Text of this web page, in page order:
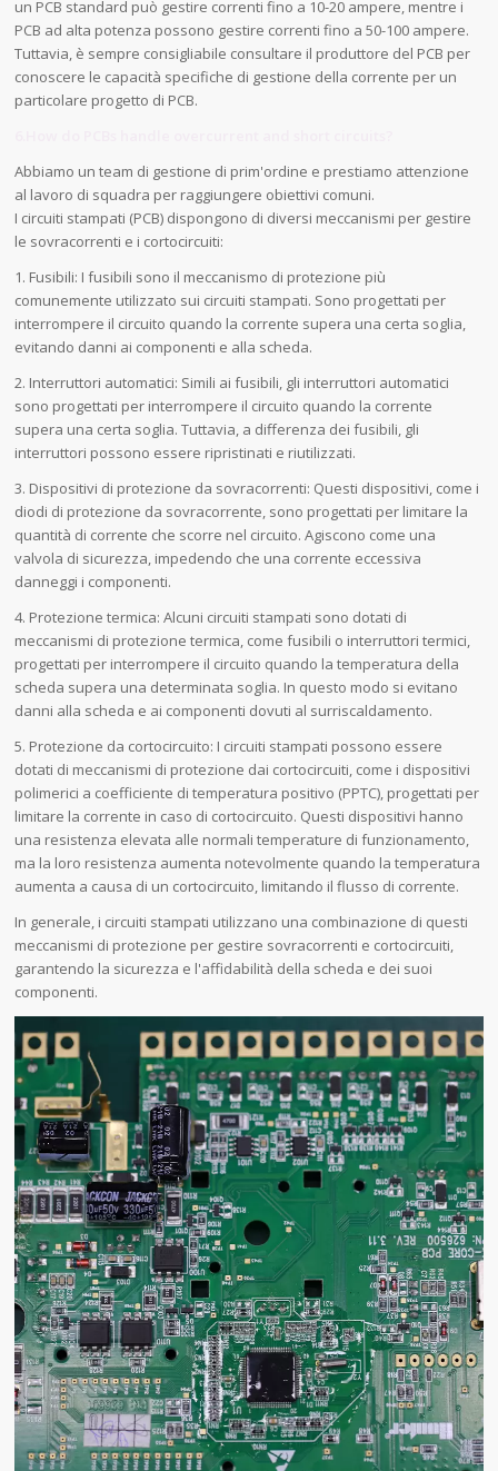
un PCB standard può gestire correnti fino a 10-20 ampere, mentre i
PCB ad alta potenza possono gestire correnti fino a 50-100 ampere.
Tuttavia, è sempre consigliabile consultare il produttore del PCB per
conoscere le capacità specifiche di gestione della corrente per un
particolare progetto di PCB.
Abbiamo un team di gestione di prim'ordine e prestiamo attenzione
al lavoro di squadra per raggiungere obiettivi comuni.
I circuiti stampati (PCB) dispongono di diversi meccanismi per gestire
le sovracorrenti e i cortocircuiti:
1. Fusibili: I fusibili sono il meccanismo di protezione più
comunemente utilizzato sui circuiti stampati. Sono progettati per
interrompere il circuito quando la corrente supera una certa soglia,
evitando danni ai componenti e alla scheda.
2. Interruttori automatici: Simili ai fusibili, gli interruttori automatici
sono progettati per interrompere il circuito quando la corrente
supera una certa soglia. Tuttavia, a differenza dei fusibili, gli
interruttori possono essere ripristinati e riutilizzati.
3. Dispositivi di protezione da sovracorrenti: Questi dispositivi, come i
diodi di protezione da sovracorrente, sono progettati per limitare la
quantità di corrente che scorre nel circuito. Agiscono come una
valvola di sicurezza, impedendo che una corrente eccessiva
danneggi i componenti.
4. Protezione termica: Alcuni circuiti stampati sono dotati di
meccanismi di protezione termica, come fusibili o interruttori termici,
progettati per interrompere il circuito quando la temperatura della
scheda supera una determinata soglia. In questo modo si evitano
danni alla scheda e ai componenti dovuti al surriscaldamento.
5. Protezione da cortocircuito: I circuiti stampati possono essere
dotati di meccanismi di protezione dai cortocircuiti, come i dispositivi
polimerici a coefficiente di temperatura positivo (PPTC), progettati per
limitare la corrente in caso di cortocircuito. Questi dispositivi hanno
una resistenza elevata alle normali temperature di funzionamento,
ma la loro resistenza aumenta notevolmente quando la temperatura
aumenta a causa di un cortocircuito, limitando il flusso di corrente.
In generale, i circuiti stampati utilizzano una combinazione di questi
meccanismi di protezione per gestire sovracorrenti e cortocircuiti,
garantendo la sicurezza e l'affidabilità della scheda e dei suoi
componenti.